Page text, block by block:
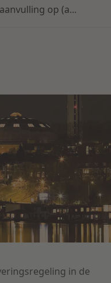
op (a...
in de